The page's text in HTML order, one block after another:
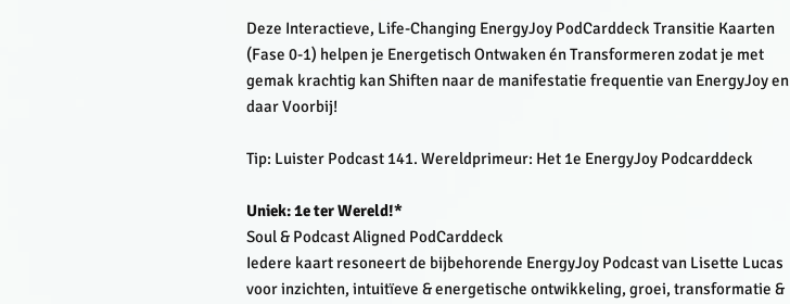
Deze Interactieve, Life-Changing EnergyJoy PodCarddeck Transitie Kaarten
(Fase 0-1) helpen je Energetisch Ontwaken én Transformeren zodat je met
gemak krachtig kan Shiften naar de manifestatie frequentie van EnergyJoy en
daar Voorbij!
Tip: Luister Podcast 141. Wereldprimeur: Het 1e EnergyJoy Podcarddeck
Uniek: 1e ter Wereld!*
Soul & Podcast Aligned PodCarddeck
Iedere kaart resoneert de bijbehorende EnergyJoy Podcast van Lisette Lucas
voor inzichten, intuitïeve & energetische ontwikkeling, groei, transformatie &